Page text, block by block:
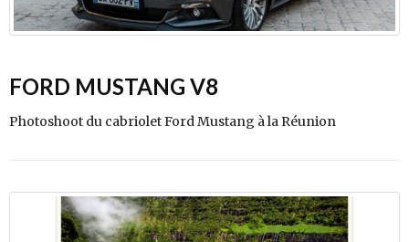
FORD MUSTANG V8
Photoshoot du cabriolet Ford Mustang à la Réunion